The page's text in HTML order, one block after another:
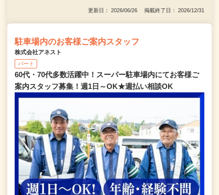
更新日： 2026/06/26 掲載終了日： 2026/12/31
駐車場内のお客様ご案内スタッフ
株式会社アネスト
パート
60代・70代多数活躍中！スーパー駐車場内にてお客様ご
案内スタッフ募集！週1日～OK★週払い相談OK